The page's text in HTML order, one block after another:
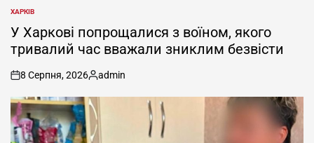
ОПУБЛІКУВАТИ
У
ХАРКІВ
У Харкові попрощалися з воїном, якого
тривалий час вважали зниклим безвісти
on
8 Серпня, 2026
Опубліковано
admin